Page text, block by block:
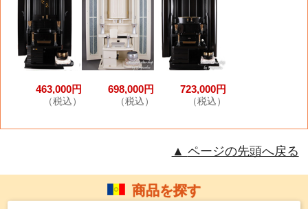
463,000円
（税込）
698,000円
（税込）
723,000円
（税込）
ページの先頭へ戻る
商品を探す